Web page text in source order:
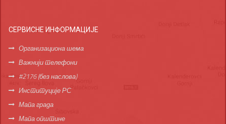
СЕРВИСНЕ ИНФОРМАЦИЈЕ
Организациона шема
Важнији телефони
#2176 (без наслова)
Институције РС
Мапа града
Мапа општине